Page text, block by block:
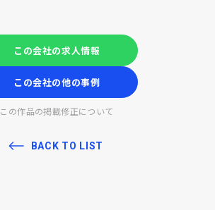
この会社の求人情報
この会社の他の事例
この作品の掲載修正について
BACK TO LIST